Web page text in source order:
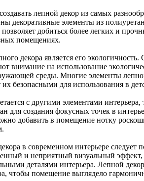
лепной декор из самых
декоративные элементы из
добиться более легких и
помещениях.
декора является его экологичность.
внимание на использование
среды. Многие элементы
их безопасными для использования в
с другими элементами интерьера,
для создания фокусных точек в
добавить в помещение нотку
в современном интерьере
и неприятный визуальный
деталями интерьера. Лепной
чтобы помещение выглядело